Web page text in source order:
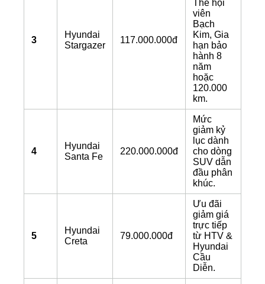
3
Hyundai
Stargazer
117.000.000đ
Thẻ hội
viên
Bạch
Kim, Gia
hạn bảo
hành 8
năm
hoặc
120.000
km.
4
Hyundai
Santa Fe
220.000.000đ
Mức
giảm kỷ
lục dành
cho dòng
SUV dẫn
đầu phân
khúc.
5
Hyundai
Creta
79.000.000đ
Ưu đãi
giảm giá
trực tiếp
từ HTV &
Hyundai
Cầu
Diễn.